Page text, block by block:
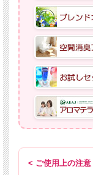
< ご使用上の注意